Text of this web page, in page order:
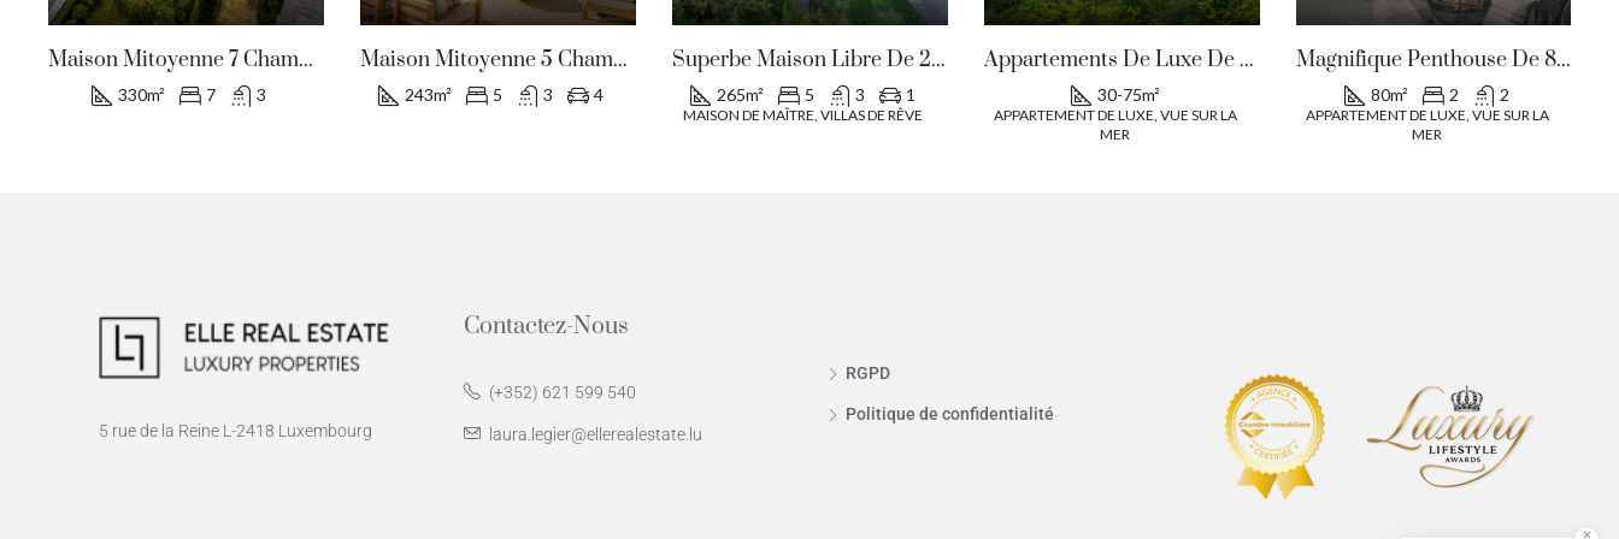
Maison Mitoyenne 7 Chambres À Schrassig
330m² 7 3
Maison Mitoyenne 5 Chambres À Schoenfels
243m² 5 3 4
Superbe Maison Libre De 265m² À Mullendorf, Luxembourg
265m² 5 3 1
MAISON DE MAÎTRE, VILLAS DE RÊVE
Appartements De Luxe De 30m² À 75m² À Cerbère, France
30-75m²
APPARTEMENT DE LUXE, VUE SUR LA
MER
Magnifique Penthouse De 80m² À Pereybere, Île Maurice
80m² 2 2
APPARTEMENT DE LUXE, VUE SUR LA
MER
5 rue de la Reine L-2418 Luxembourg
Contactez-Nous
(+352) 621 599 540
laura.legier@ellerealestate.lu
RGPD
Politique de confidentialité